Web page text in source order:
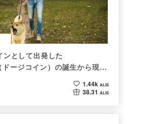
ンとして出発した
ージコイン）の誕生から現在
る非証券性🐶
1.44k ALIS
38.31 ALIS